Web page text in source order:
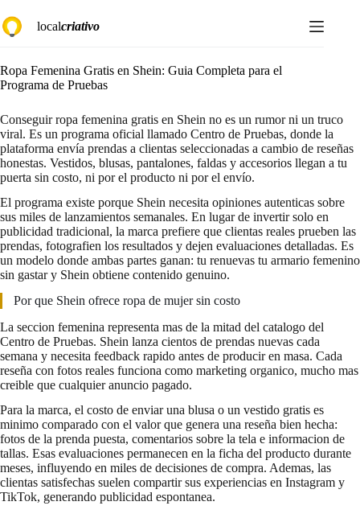
al
contenido
localcriativo
Ropa Femenina Gratis en Shein: Guia Completa para el
Programa de Pruebas
Conseguir ropa femenina gratis en Shein no es un rumor ni un truco
viral. Es un programa oficial llamado Centro de Pruebas, donde la
plataforma envía prendas a clientas seleccionadas a cambio de reseñas
honestas. Vestidos, blusas, pantalones, faldas y accesorios llegan a tu
puerta sin costo, ni por el producto ni por el envío.
El programa existe porque Shein necesita opiniones autenticas sobre
sus miles de lanzamientos semanales. En lugar de invertir solo en
publicidad tradicional, la marca prefiere que clientas reales prueben las
prendas, fotografien los resultados y dejen evaluaciones detalladas. Es
un modelo donde ambas partes ganan: tu renuevas tu armario femenino
sin gastar y Shein obtiene contenido genuino.
Por que Shein ofrece ropa de mujer sin costo
La seccion femenina representa mas de la mitad del catalogo del
Centro de Pruebas. Shein lanza cientos de prendas nuevas cada
semana y necesita feedback rapido antes de producir en masa. Cada
reseña con fotos reales funciona como marketing organico, mucho mas
creible que cualquier anuncio pagado.
Para la marca, el costo de enviar una blusa o un vestido gratis es
minimo comparado con el valor que genera una reseña bien hecha:
fotos de la prenda puesta, comentarios sobre la tela e informacion de
tallas. Esas evaluaciones permanecen en la ficha del producto durante
meses, influyendo en miles de decisiones de compra. Ademas, las
clientas satisfechas suelen compartir sus experiencias en Instagram y
TikTok, generando publicidad espontanea.